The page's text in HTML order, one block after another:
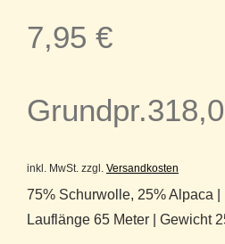
7,95 €
Grundpr.
inkl. MwSt. zzgl. Versandkosten
75% Schurwolle, 25% Alpaca |
Lauflänge 65 Meter | Gewicht